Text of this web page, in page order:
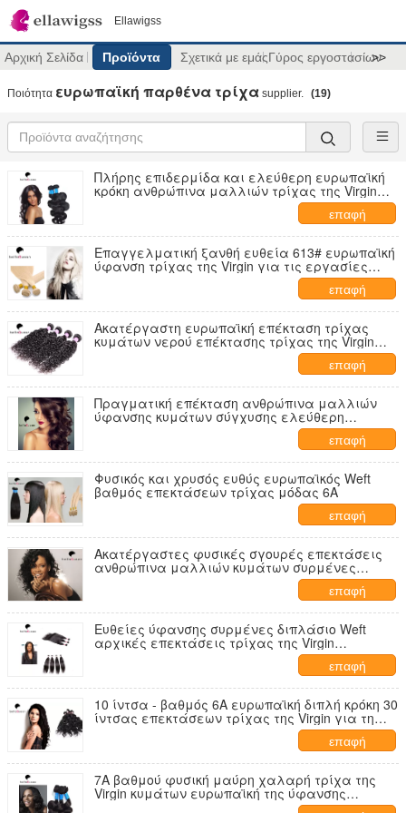
Ellawigss
Αρχική Σελίδα Προϊόντα Σχετικά με εμάςΓύρος εργοστασίων
>>
Ποιότητα ευρωπαϊκή παρθένα τρίχα supplier. (19)
Πλήρης επιδερμίδα και ελεύθερη ευρωπαϊκή
κρόκη ανθρώπινα μαλλιών τρίχας της Virgin
επαφή
Επαγγελματική ξανθή ευθεία 613# ευρωπαϊκή
ύφανση τρίχας της Virgin για τις εργασίες
επαφή
Ακατέργαστη ευρωπαϊκή επέκταση τρίχας
κυμάτων νερού επέκτασης τρίχας της Virgin
επαφή
Πραγματική επέκταση ανθρώπινα μαλλιών
ύφανσης κυμάτων σύγχυσης ελεύθερη
ευρωπαϊκή χαλαρή για τις γυναίκες
επαφή
Φυσικός και χρυσός ευθύς ευρωπαϊκός Weft
βαθμός επεκτάσεων τρίχας μόδας 6A
επαφή
Ακατέργαστες φυσικές σγουρές επεκτάσεις
ανθρώπινα μαλλιών κυμάτων συρμένες
επαφή
Ευθείες ύφανσης συρμένες διπλάσιο Weft
αρχικές επεκτάσεις τρίχας της Virgin
επαφή
10 ίντσα - βαθμός 6A ευρωπαϊκή διπλή κρόκη 30
ίντσας επεκτάσεων τρίχας της Virgin για τη
επαφή
7A βαθμού φυσική μαύρη χαλαρή τρίχα της
Virgin κυμάτων ευρωπαϊκή της ύφανσης